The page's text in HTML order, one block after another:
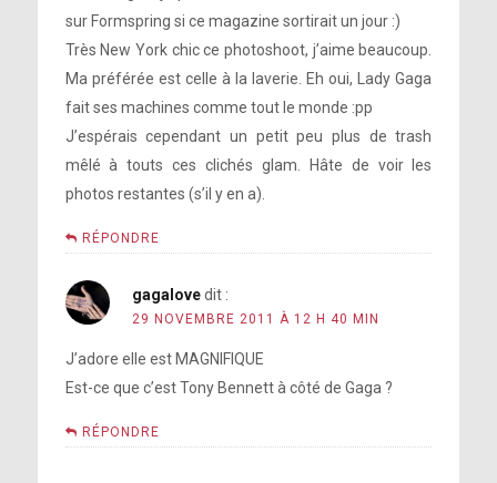
sur Formspring si ce magazine sortirait un jour :)
Très New York chic ce photoshoot, j’aime beaucoup.
Ma préférée est celle à la laverie. Eh oui, Lady Gaga
fait ses machines comme tout le monde :pp
J’espérais cependant un petit peu plus de trash
mêlé à touts ces clichés glam. Hâte de voir les
photos restantes (s’il y en a).
RÉPONDRE
gagalove dit :
29 NOVEMBRE 2011 À 12 H 40 MIN
J’adore elle est MAGNIFIQUE
Est-ce que c’est Tony Bennett à côté de Gaga ?
RÉPONDRE